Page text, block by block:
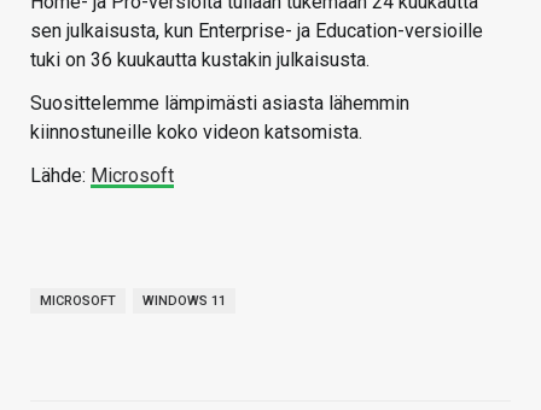
sen julkaisusta, kun Enterprise- ja Education-versioille
tuki on 36 kuukautta kustakin julkaisusta.
Suosittelemme lämpimästi asiasta lähemmin
kiinnostuneille koko videon katsomista.
Lähde: Microsoft
MICROSOFT WINDOWS 11